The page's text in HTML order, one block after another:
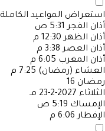
استعراض المواعيد الكاملة
أذان الفجر 5:31 ص
أذان الظهر 12:30 م
أذان العصر 3:38 م
أذان المغرب 6:05 م
العشاء (رمضان) 7:25 م
رمضان 16
الثلاثاء 2027-2-23 مـ
الإمساك 5:19 ص
الإفطار 6:06 م